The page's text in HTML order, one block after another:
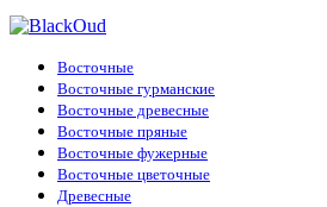
Восточные
Восточные гурманские
Восточные древесные
Восточные пряные
Восточные фужерные
Восточные цветочные
Древесные